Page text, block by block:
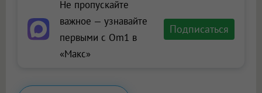
Не пропускайте
важное — узнавайте
первыми с Om1 в
«Макс»
Подписаться